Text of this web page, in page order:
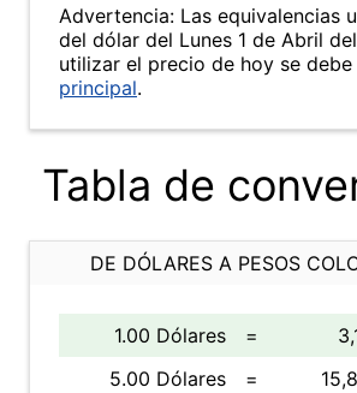
Advertencia: Las equivalencias
del dólar del Lunes 1 de Abril
utilizar el precio de hoy se debe
principal.
Tabla de
DE DÓLARES A PESOS
1.00 Dólares =
5.00 Dólares
=